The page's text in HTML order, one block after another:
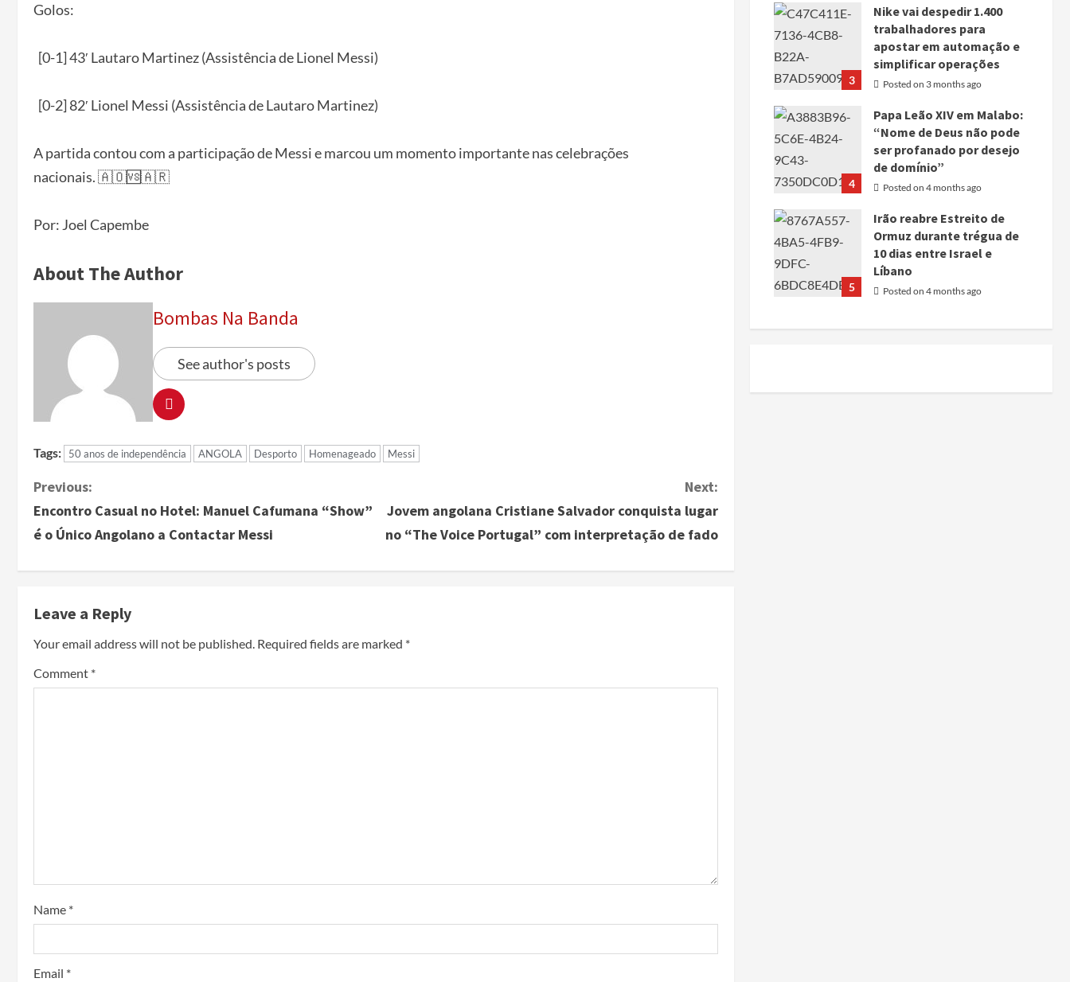
Golos:
[0-1] 43′ Lautaro Martinez (Assistência de Lionel Messi)
[0-2] 82′ Lionel Messi (Assistência de Lautaro Martinez)
A partida contou com a participação de Messi e marcou um momento importante nas celebrações
nacionais. 🇦🇴🆚🇦🇷
Por: Joel Capembe
About The Author
Bombas Na Banda
See author's posts
Tags: 50 anos de independência ANGOLA Desporto Homenageado Messi
Previous:
Encontro Casual no Hotel: Manuel Cafumana “Show”
é o Único Angolano a Contactar Messi
Next:
Jovem angolana Cristiane Salvador conquista lugar
no “The Voice Portugal” com interpretação de fado
Leave a Reply
Your email address will not be published. Required fields are marked *
Comment *
Name *
Email *
3
Nike vai despedir 1.400
trabalhadores para
apostar em automação e
simplificar operações
Posted on 3 months ago
4
Papa Leão XIV em Malabo:
“Nome de Deus não pode
ser profanado por desejo
de domínio”
Posted on 4 months ago
5
Irão reabre Estreito de
Ormuz durante trégua de
10 dias entre Israel e
Líbano
Posted on 4 months ago